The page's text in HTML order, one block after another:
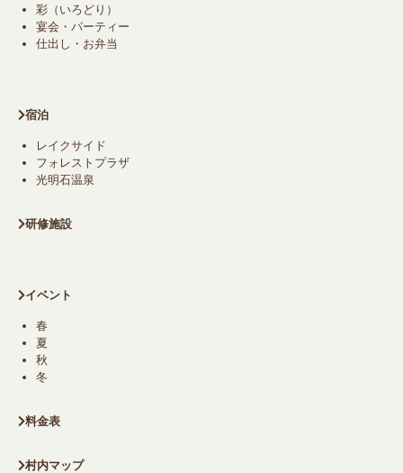
彩（いろどり）
宴会・パーティー
仕出し・お弁当
宿泊
レイクサイド
フォレストプラザ
光明石温泉
研修施設
イベント
春
夏
秋
冬
料金表
村内マップ